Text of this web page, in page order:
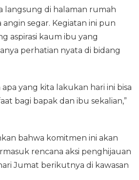
langsung di halaman rumah
segar. Kegiatan ini pun
aspirasi kaum ibu yang
perhatian nyata di bidang
yang kita lakukan hari ini bisa
bagi bapak dan ibu sekalian,”
bahwa komitmen ini akan
rencana aksi penghijauan
Jumat berikutnya di kawasan